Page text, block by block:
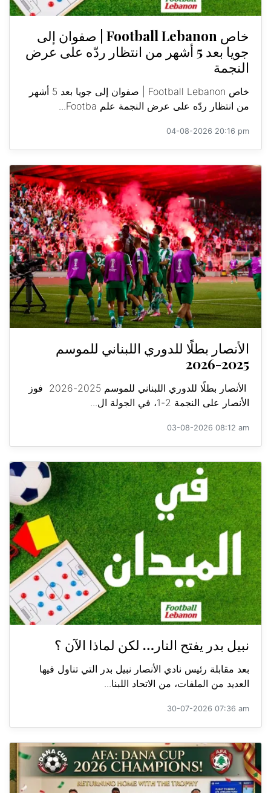
خاص Football Lebanon | صفوان إلى
جويا بعد 5 أشهر من انتظار ردّه على عرض
النجمة
خاص Football Lebanon | صفوان إلى جويا بعد 5 أشهر
من انتظار ردّه على عرض النجمة علم Footba...
04-08-2026 20:16 pm
الأنصار بطلًا للدوري اللبناني للموسم
2025-2026
الأنصار بطلًا للدوري اللبناني للموسم 2025-2026 فوز
الأنصار على النجمة 2-1، في الجولة ال...
03-08-2026 08:12 am
نبيل بدر يفتح النار… لكن لماذا الآن ؟
بعد مقابلة رئيس نادي الأنصار نبيل بدر التي تناول فيها
العديد من الملفات، من الاتحاد اللبنا...
30-07-2026 07:36 am